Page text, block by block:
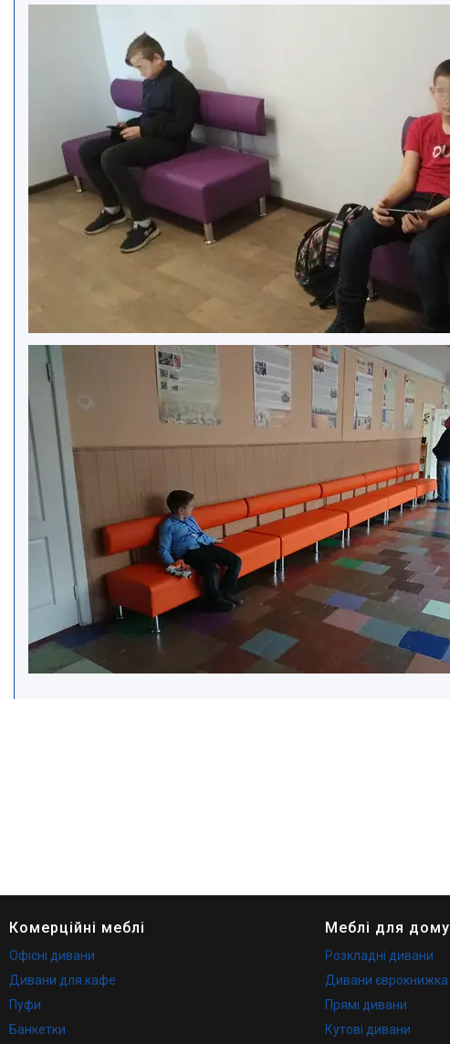
Комерційні меблі
Офісні дивани
Дивани для кафе
Пуфи
Банкетки
Меблі для дому
Розкладні дивани
Дивани єврокнижка
Прямі дивани
Кутові дивани